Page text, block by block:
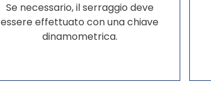
Se necessario, il serraggio deve
essere effettuato con una chiave
dinamometrica.